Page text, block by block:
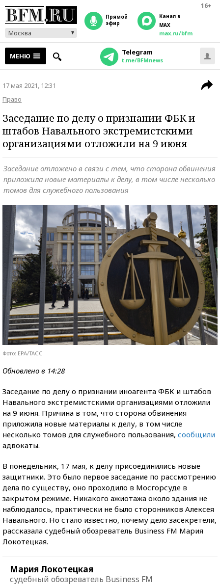
16+
Москва
прямой
эфир
Канал в
MAX
max.ru/bfm
МЕНЮ Telegram
t.me/BFMnews
17 мая 2021, 12:31
Право
Заседание по делу о признании ФБК и
штабов Навального экстремистскими
организациями отложили на 9 июня
Заседание отложено в связи с тем, что сторона обвинения
приложила новые материалы к делу, в том числе несколько
томов для служебного пользования
Фото: EPA/ТАСС
Обновлено в 14:28
Заседание по делу о признании иноагента ФБК и штабов
Навального экстремистскими организациями отложили
на 9 июня. Причина в том, что сторона обвинения
приложила новые материалы к делу, в том числе
несколько томов для служебного пользования, сообщили
адвокаты.
В понедельник, 17 мая, к делу присоединились новые
защитники. Это было первое заседание по рассмотрению
дела по существу, оно проходило в Мосгорсуде в
закрытом режиме. Никакого ажиотажа около здания не
наблюдалось, практически не было сторонников Алексея
Навального. Но стало известно, почему дело засекретели,
рассказала судебный обозреватель Business FM Мария
Локотецкая.
Мария Локотецкая
судебный обозреватель Business FM